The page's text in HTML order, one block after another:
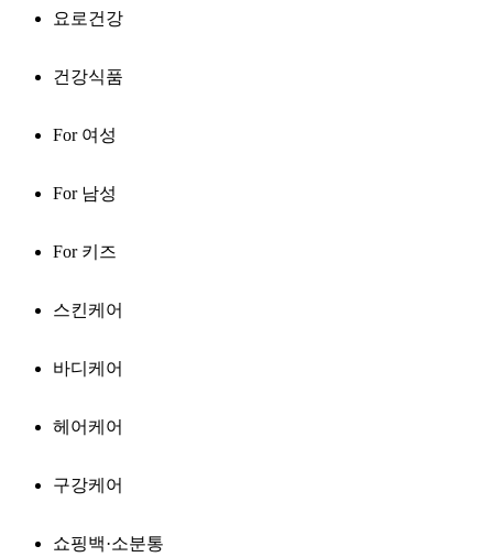
요로건강
건강식품
For 여성
For 남성
For 키즈
스킨케어
바디케어
헤어케어
구강케어
쇼핑백·소분통